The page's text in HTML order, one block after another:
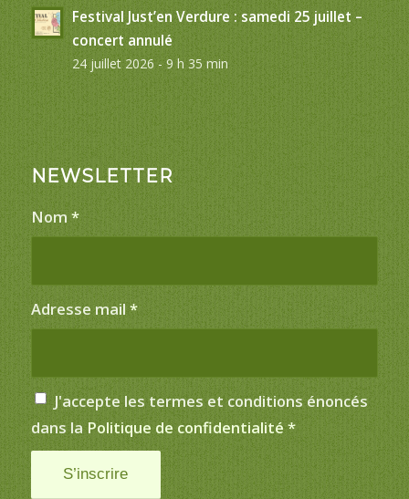
Festival Just’en Verdure : samedi 25 juillet –
concert annulé
24 juillet 2026 - 9 h 35 min
NEWSLETTER
Nom *
Adresse mail *
J'accepte les termes et conditions énoncés
dans la Politique de confidentialité *